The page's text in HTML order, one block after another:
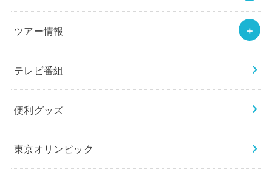
ツアー情報
テレビ番組
便利グッズ
東京オリンピック